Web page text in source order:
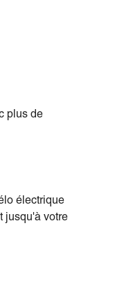
plus de
électrique
jusqu'à votre